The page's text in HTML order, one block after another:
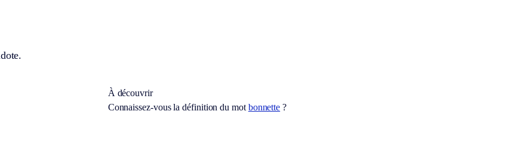
À découvrir
Connaissez-vous la définition du mot bonnette ?